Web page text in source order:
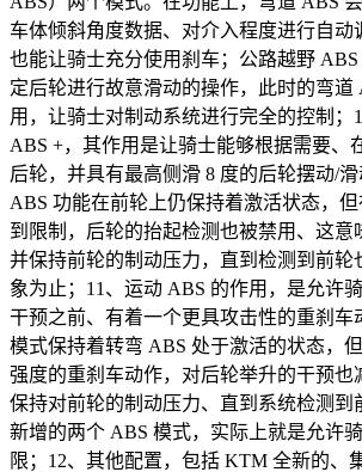
车体倾斜角度数据、对介入程度进行自动
也能让骑士充分使用刹车；公路越野
定后轮进行故意滑动的操作，此时的弯道
用，让骑士对制动系统进行完全的控制；
ABS +，其作用是让骑士能够根据需要、
后轮，并具有最高侧滑 8 度的后轮摆动/
ABS 功能在前轮上仍保持着激活状态，
到限制，后轮的抬起检测也被禁用、这意
并保持前轮的制动压力，直到检测到前轮
象为止；11、运动 ABS 的作用，是允许
干预之前、有着一个更具攻击性的重刹车
模式保持着转弯 ABS 处于激活的状态，
强度的重刹车动作，对后轮举升的干预也
保持对前轮的制动压力、直到系统检测到
新增的两个 ABS 模式，实际上就是允许
限；12、其他配置，包括 KTM 全新的、